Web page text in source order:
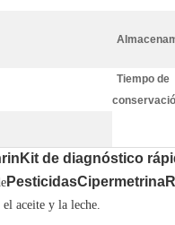
Tiempo de
Kit de diagnóstico
PesticidasCipermetrina
aceite y la leche.